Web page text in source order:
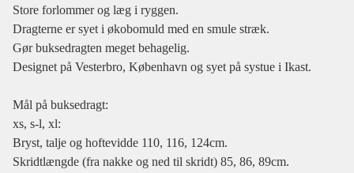
Store forlommer og læg i ryggen.
Dragterne er syet i økobomuld med en smule stræk.
Gør buksedragten meget behagelig.
Designet på Vesterbro, København og syet på systue i Ikast.
Mål på buksedragt:
xs, s-l, xl:
Bryst, talje og hoftevidde 110, 116, 124cm.
Skridtlængde (fra nakke og ned til skridt) 85, 86, 89cm.